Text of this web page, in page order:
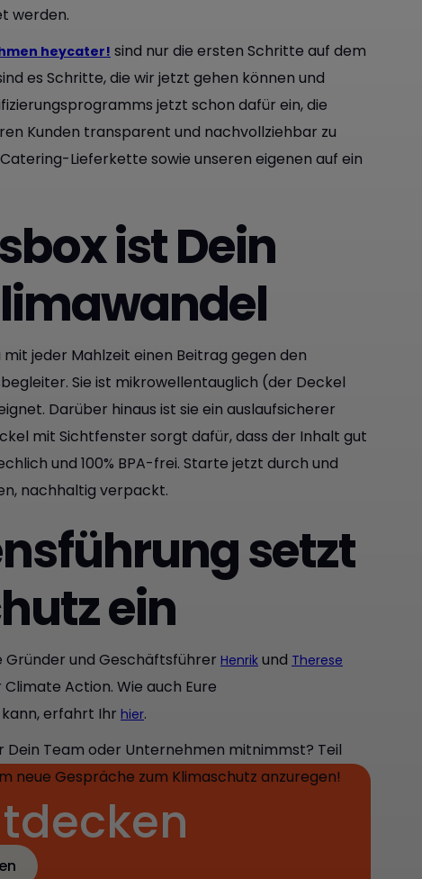
werden.
heycater! sind nur die ersten Schritte auf dem
es Schritte, die wir jetzt gehen können und
jetzt schon dafür ein, die
Kunden transparent und nachvollziehbar zu
Lieferkette sowie unseren eigenen auf ein
ist Dein
jeder Mahlzeit einen Beitrag gegen den
Sie ist mikrowellentauglich (der Deckel
Darüber hinaus ist sie ein auslaufsicherer
mit Sichtfenster sorgt dafür, dass der Inhalt gut
und 100% BPA-frei. Starte jetzt durch und
nachhaltig verpackt.
setzt
ein
Gründer und Geschäftsführer Henrik und Therese
Action. Wie auch Eure
erfahrt Ihr hier.
Dein Team oder Unternehmen mitnimmst? Teil
neue Gespräche zum Klimaschutz anzuregen!